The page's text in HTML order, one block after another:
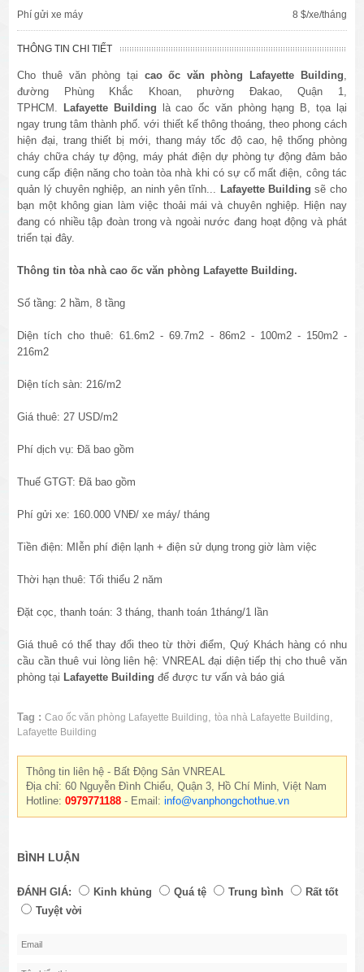
Phí gửi xe máy 8 $/xe/tháng
THÔNG TIN CHI TIẾT
Cho thuê văn phòng tại cao ốc văn phòng Lafayette Building,
đường Phùng Khắc Khoan, phường Đakao, Quận 1,
TPHCM.
Lafayette Building là cao ốc văn phòng hạng B, tọa lại
ngay trung tâm thành phố. với thiết kế thông thoáng, theo phong cách
hiện đại, trang thiết bị mới, thang máy tốc độ cao, hệ thống phòng
cháy chữa cháy tự động, máy phát điện dự phòng tự động đảm bảo
cung cấp điện năng cho toàn tòa nhà khi có sự cố mất điện, công tác
quản lý chuyên nghiệp, an ninh yên tĩnh... Lafayette Building sẽ cho
bạn một không gian làm việc thoải mái và chuyên nghiệp. Hiện nay
đang có nhiều tập đoàn trong và ngoài nước đang hoạt động và phát
triển tại đây.
Thông tin tòa nhà cao ốc văn phòng Lafayette Building.
Số tầng: 2 hầm, 8 tầng
Diện tích cho thuê: 61.6m2 - 69.7m2 - 86m2 - 100m2 - 150m2 -
216m2
Diện tích sàn: 216/m2
Giá thuê: 27 USD/m2
Phí dịch vụ: Đã bao gồm
Thuế GTGT: Đã bao gồm
Phí gửi xe: 160.000 VNĐ/ xe máy/ tháng
Tiền điện: MIễn phí điện lạnh + điện sử dụng trong giờ làm việc
Thời hạn thuê: Tối thiểu 2 năm
Đặt cọc, thanh toán: 3 tháng, thanh toán 1tháng/1 lần
Giá thuê có thể thay đổi theo từ thời điểm, Quý Khách hàng có nhu
cầu cần thuê vui lòng liên hệ: VNREAL đại diện tiếp thị cho thuê văn
phòng tại Lafayette Building để được tư vấn và báo giá
Tag : Cao ốc văn phòng Lafayette Building,tòa nhà Lafayette Building,
Lafayette Building
Thông tin liên hệ - Bất Động Sản VNREAL
Địa chỉ: 60 Nguyễn Đình Chiểu, Quận 3, Hồ Chí Minh, Việt Nam
Hotline:0979771188 - Email:info@vanphongchothue.vn
BÌNH LUẬN
ĐÁNH GIÁ: Kinh khủng Quá tệ Trung bình
Rất tốt
Tuyệt vời